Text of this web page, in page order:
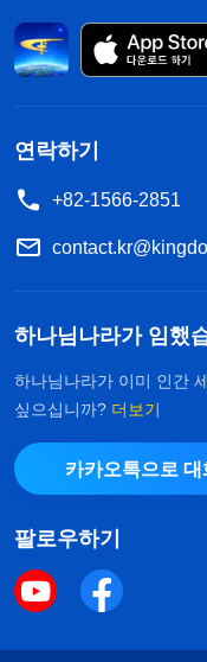
연락하기
+82-1566-2851
하나님나라가 임했
하나님나라가 이미 인간
싶으십니까? 더보기
카카오톡으로 대
팔로우하기